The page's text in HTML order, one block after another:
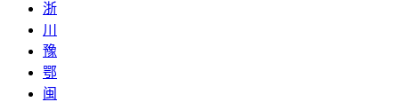
浙
川
豫
鄂
闽